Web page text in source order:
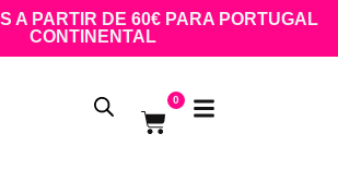
A PARTIR DE 60€ PARA PORTUGAL
CONTINENTAL
0